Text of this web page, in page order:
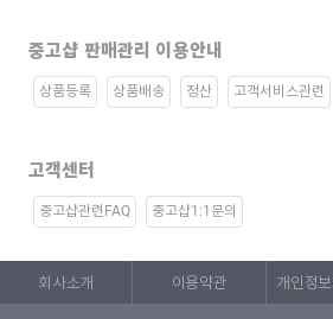
중고샵 판매관리 이용안내
상품등록 상품배송 정산 고객서비스관련
고객센터
중고샵관련FAQ 중고샵1:1문의
회사소개 이용약관 개인정